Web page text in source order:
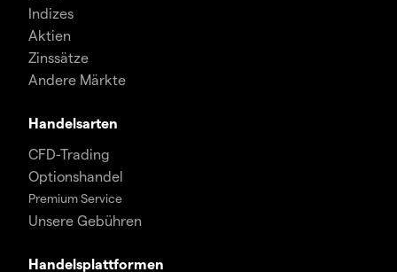
Indizes
Aktien
Zinssätze
Andere Märkte
Handelsarten
CFD-Trading
Optionshandel
Premium Service
Unsere Gebühren
Handelsplattformen